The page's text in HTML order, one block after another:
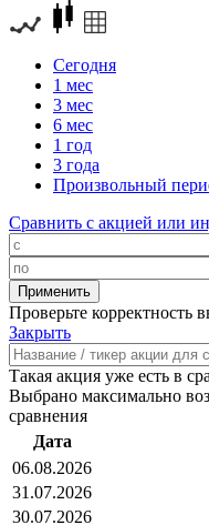
Сегодня
1 мес
3 мес
6 мес
1 год
3 года
Произвольный
Сравнить с акцией или
Проверьте корректность
Закрыть
Такая акция уже есть в
Выбрано максимально
сравнения
Дата
06.08.2026
31.07.2026
30.07.2026